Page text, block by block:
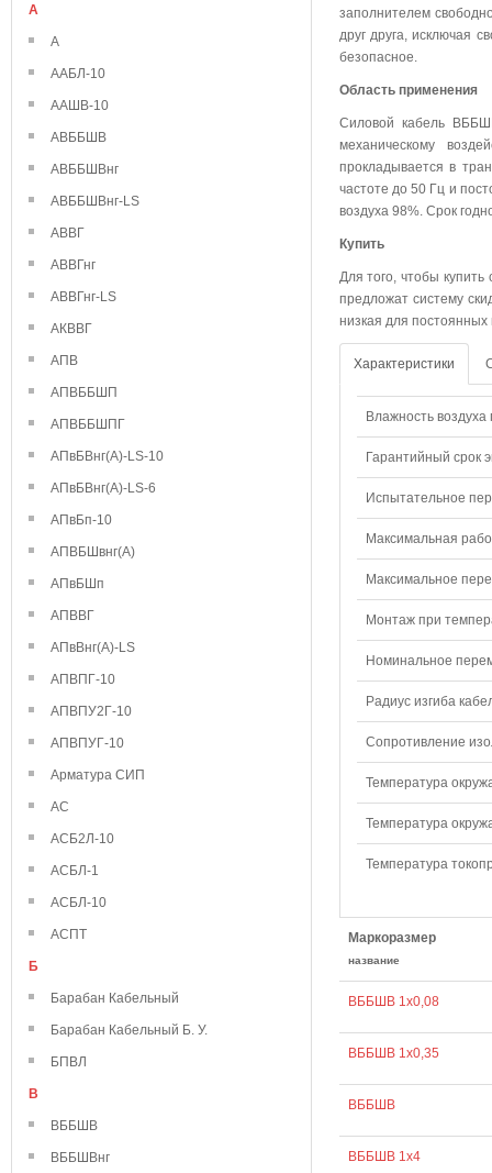
А
А
ААБЛ-10
ААШВ-10
АВББШВ
АВББШВнг
АВББШВнг-LS
АВВГ
АВВГнг
АВВГнг-LS
АКВВГ
АПВ
АПВББШП
АПВББШПГ
АПвБВнг(А)-LS-10
АПвБВнг(А)-LS-6
АПвБп-10
АПВБШвнг(А)
АПвБШп
АПВВГ
АПвВнг(А)-LS
АПВПГ-10
АПВПУ2Г-10
АПВПУГ-10
Арматура СИП
АС
АСБ2Л-10
АСБЛ-1
АСБЛ-10
АСПТ
Б
Барабан Кабельный
Барабан Кабельный Б. У.
БПВЛ
В
ВББШВ
ВББШВнг
заполнителем
друг друга, исключая
безопасное.
Область применения
Силовой кабель
механическому
прокладывается в
частоте до 50 Гц и
воздуха 98%. Срок
Купить
Для того, чтобы
предложат систему
низкая для постоянных
Характеристики
Влажность воздуха
Гарантийный срок
Испытательное
Максимальная
Максимальное
Монтаж при
Номинальное
Радиус изгиба
Сопротивление
Температура
Температура
Температура
Маркоразмер
название
ВББШВ 1х0,08
ВББШВ 1х0,35
ВББШВ
ВББШВ 1х4